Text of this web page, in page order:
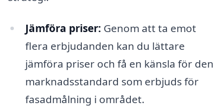
Jämföra priser: Genom att ta emot
flera erbjudanden kan du lättare
jämföra priser och få en känsla för den
marknadsstandard som erbjuds för
fasadmålning i området.